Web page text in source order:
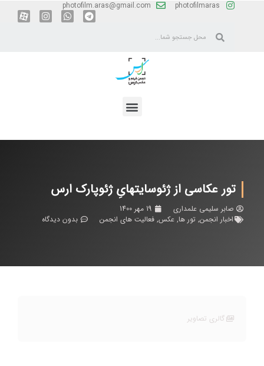
photofilmaras
photofilm.aras@gmail.com
تور عکاسی از ژئوسایتهایِ ژئوپارک ارس
صابر سلیمی علمداری
19 مهر 1400
اخبار انجمن, تور ها, عکس, فعالیت های انجمن بدون دیدگاه
گالری تصاویر